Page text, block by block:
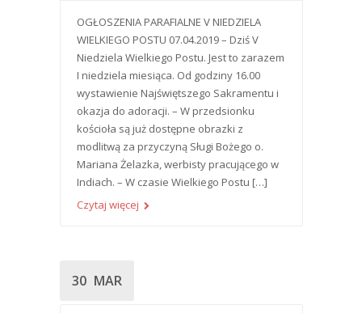
OGŁOSZENIA PARAFIALNE V NIEDZIELA
WIELKIEGO POSTU 07.04.2019 – Dziś V
Niedziela Wielkiego Postu. Jest to zarazem
I niedziela miesiąca. Od godziny 16.00
wystawienie Najświętszego Sakramentu i
okazja do adoracji. – W przedsionku
kościoła są już dostępne obrazki z
modlitwą za przyczyną Sługi Bożego o.
Mariana Żelazka, werbisty pracującego w
Indiach. – W czasie Wielkiego Postu […]
Czytaj więcej
30 MAR